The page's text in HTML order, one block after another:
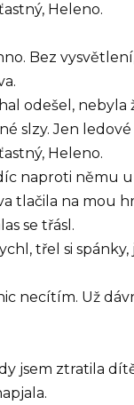
Heleno.
Bez
odešel, nebyla
slzy. Jen
Heleno.
naproti němu
tlačila na mou
se třásl.
třel si
necítím. Už
jsem ztratila